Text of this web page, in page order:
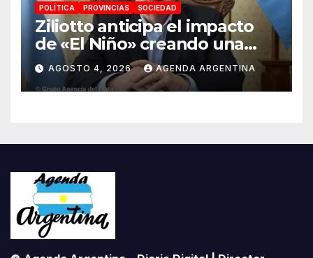
POLÍTICA PROVINCIAS SOCIEDAD
Ziliotto anticipa el impacto
de «El Niño» creando una
«Unidad de Gestión» para
proteger el territorio
pampeano
AGOSTO 4, 2026 AGENDA ARGENTINA